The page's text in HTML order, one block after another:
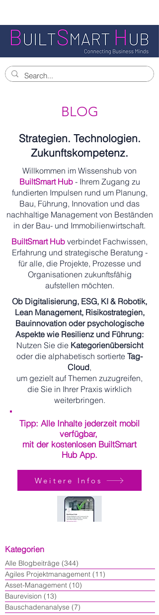
BLOG
Strategien. Technologien.
Zukunftskompetenz.
Willkommen im Wissenshub von
BuiltSmart Hub- Ihrem Zugang zu
fundierten Impulsen rund um Planung,
Bau, Führung, Innovation und das
nachhaltige Management von Beständen
in der Bau- und Immobilienwirtschaft.
BuiltSmart Hub verbindet Fachwissen,
Erfahrung und strategische Beratung -
für alle, die Projekte, Prozesse und
Organisationen zukunftsfähig
aufstellen möchten.
Ob Digitalisierung, ESG, KI & Robotik,
Lean Management, Risikostrategien,
Bauinnovation oder psychologische
Aspekte wie Resilienz und Führung:
Nutzen Sie die Kategorienübersicht
oder die alphabetisch sortierte Tag-
Cloud,
um gezielt auf Themen zuzugreifen,
die Sie in Ihrer Praxis wirklich
weiterbringen.
Tipp: Alle Inhalte jederzeit mobil
verfügbar,
mit der kostenlosen BuiltSmart
Hub App.
Weitere Infos
Kategorien
Alle Blogbeiträge (344)
Agiles Projektmanagement (11)
Asset-Management (10)
Baurevision (13)
Bauschadenanalyse (7)